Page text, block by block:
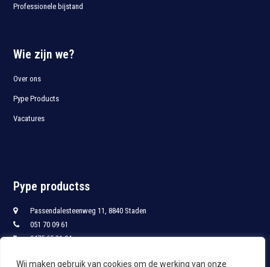
Wij maken gebruik van cookies om de werking van onze
Professionele bijstand
Wie zijn we?
Over ons
Pype Products
Vacatures
Pype productss
Passendalesteenweg 11, 8840 Staden
051 70 09 61
0475 65 21 94